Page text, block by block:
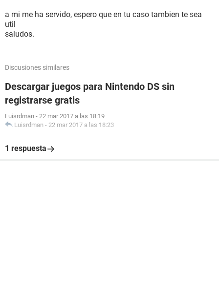
a mi me ha servido, espero que en tu caso tambien te sea
util
saludos.
Discusiones similares
Descargar juegos para Nintendo DS sin
registrarse gratis
Luisrdman - 22 mar 2017 a las 18:19
Luisrdman - 22 mar 2017 a las 18:23
1 respuesta